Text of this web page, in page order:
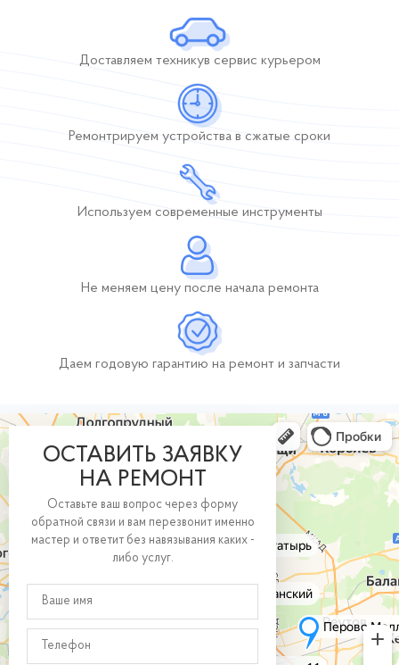
Доставляем техникув сервис курьером
Ремонтрируем устройства в сжатые сроки
Используем современные инструменты
Не меняем цену после начала ремонта
Даем годовую гарантию на ремонт и запчасти
ОСТАВИТЬ ЗАЯВКУ
НА РЕМОНТ
Оставьте ваш вопрос через форму
обратной связи и вам перезвонит именно
мастер и ответит без навязывания каких -
либо услуг.